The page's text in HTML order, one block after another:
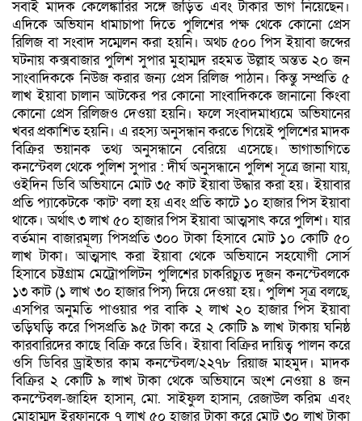
সবাই মাদক কেলেঙ্কারির সঙ্গে জড়িত এবং টাকার ভাগ নিয়েছেন।
এদিকে অভিযান ধামাচাপা দিতে পুলিশের পক্ষ থেকে কোনো প্রেস
রিলিজ বা সংবাদ সম্মেলন করা হয়নি। অথচ ৫০০ পিস ইয়াবা জব্দের
ঘটনায় কক্সবাজার পুলিশ সুপার মুহাম্মদ রহমত উল্লাহ অন্তত ২০ জন
সাংবাদিককে নিউজ করার জন্য প্রেস রিলিজ পাঠান। কিন্তু সম্প্রতি ৫
লাখ ইয়াবা চালান আটকের পর কোনো সাংবাদিককে জানানো কিংবা
কোনো প্রেস রিলিজও দেওয়া হয়নি। ফলে সংবাদমাধ্যমে অভিযানের
খবর প্রকাশিত হয়নি। এ রহস্য অনুসন্ধান করতে গিয়েই পুলিশের মাদক
বিক্রির ভয়ানক তথ্য অনুসন্ধানে বেরিয়ে এসেছে। ভাগাভাগিতে
কনস্টেবল থেকে পুলিশ সুপার : দীর্ঘ অনুসন্ধানে পুলিশ সূত্রে জানা যায়,
ওইদিন ডিবি অভিযানে মোট ৩৫ কাট ইয়াবা উদ্ধার করা হয়। ইয়াবার
প্রতি প্যাকেটকে ‘কাট’ বলা হয় এবং প্রতি কাটে ১০ হাজার পিস ইয়াবা
থাকে। অর্থাৎ ৩ লাখ ৫০ হাজার পিস ইয়াবা আত্মসাৎ করে পুলিশ। যার
বর্তমান বাজারমূল্য পিসপ্রতি ৩০০ টাকা হিসাবে মোট ১০ কোটি ৫০
লাখ টাকা। আত্মসাৎ করা ইয়াবা থেকে অভিযানে সহযোগী সোর্স
হিসাবে চট্টগ্রাম মেট্রোপলিটন পুলিশের চাকরিচ্যুত দুজন কনস্টেবলকে
১৩ কাট (১ লাখ ৩০ হাজার পিস) দিয়ে দেওয়া হয়। পুলিশ সূত্র বলছে,
এসপির অনুমতি পাওয়ার পর বাকি ২ লাখ ২০ হাজার পিস ইয়াবা
তড়িঘড়ি করে পিসপ্রতি ৯৫ টাকা করে ২ কোটি ৯ লাখ টাকায় ঘনিষ্ঠ
কারবারিদের কাছে বিক্রি করে ডিবি। ইয়াবা বিক্রির দায়িত্ব পালন করে
ওসি ডিবির ড্রাইভার কাম কনস্টেবল/২২৭৮ রিয়াজ মাহমুদ। মাদক
বিক্রির ২ কোটি ৯ লাখ টাকা থেকে অভিযানে অংশ নেওয়া ৪ জন
কনস্টেবল-জাহিদ হাসান, মো. সাইফুল হাসান, রেজাউল করিম এবং
মোহাম্মদ ইরফানকে ৭ লাখ ৫০ হাজার টাকা করে মোট ৩০ লাখ টাকা